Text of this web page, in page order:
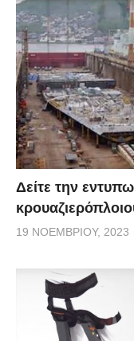
Δείτε την
19 ΝΟΕΜΒΡΊΟΥ, 2023